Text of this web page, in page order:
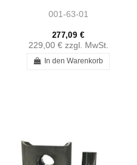
001-63-01
277,09 €
229,00 € zzgl. MwSt.
In den Warenkorb